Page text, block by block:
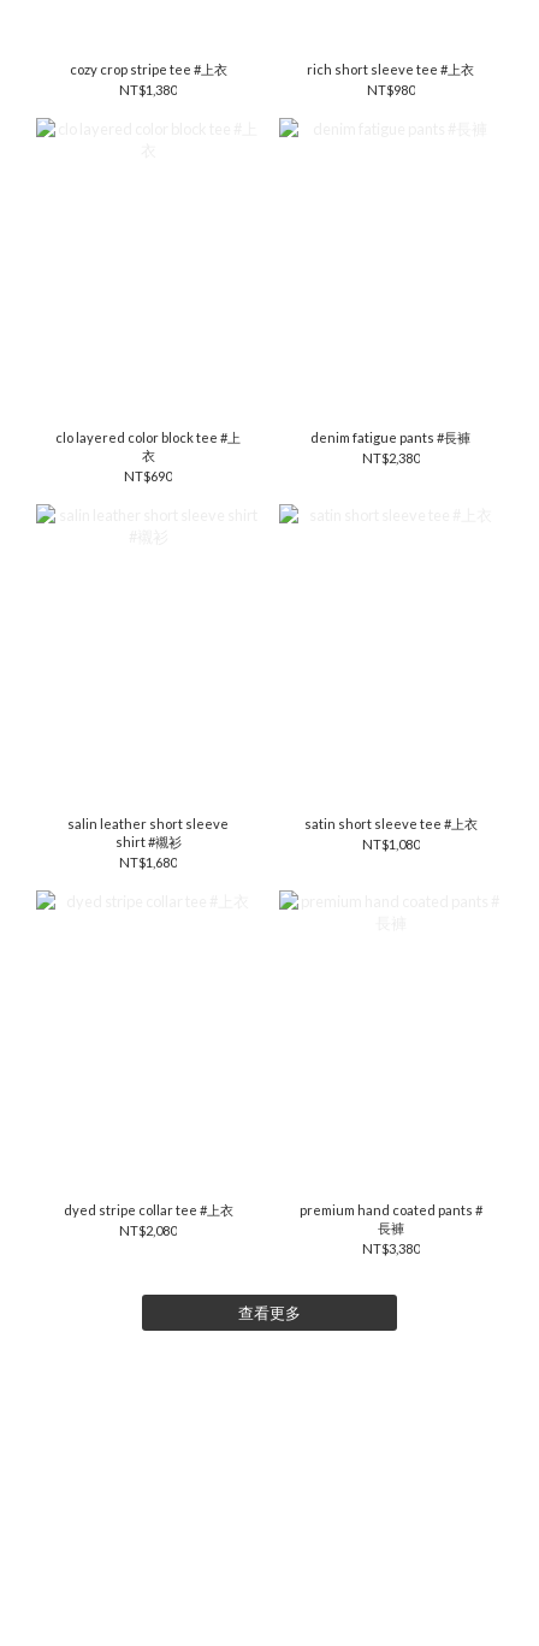
cozy crop stripe tee #上衣
NT$1,380
rich short sleeve tee #上衣
NT$980
clo layered color block tee #上
衣
NT$690
denim fatigue pants #長褲
NT$2,380
salin leather short sleeve
shirt #襯衫
NT$1,680
satin short sleeve tee #上衣
NT$1,080
dyed stripe collar tee #上衣
NT$2,080
premium hand coated pants #
長褲
NT$3,380
查看更多